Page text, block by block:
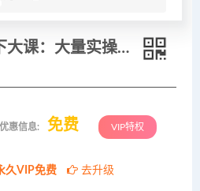
短视频IP变现线下大课：大量实操案例逐帧拆解，掌握可复制落地的搞钱技能
优惠信息: 免费 VIP特权
久VIP免费 去升级